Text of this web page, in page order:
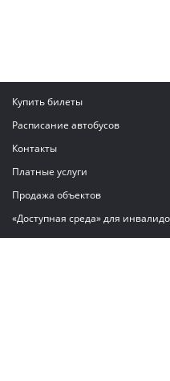
Купить билеты
Расписание автобусов
Контакты
Платные услуги
Продажа объектов
«Доступная среда» для